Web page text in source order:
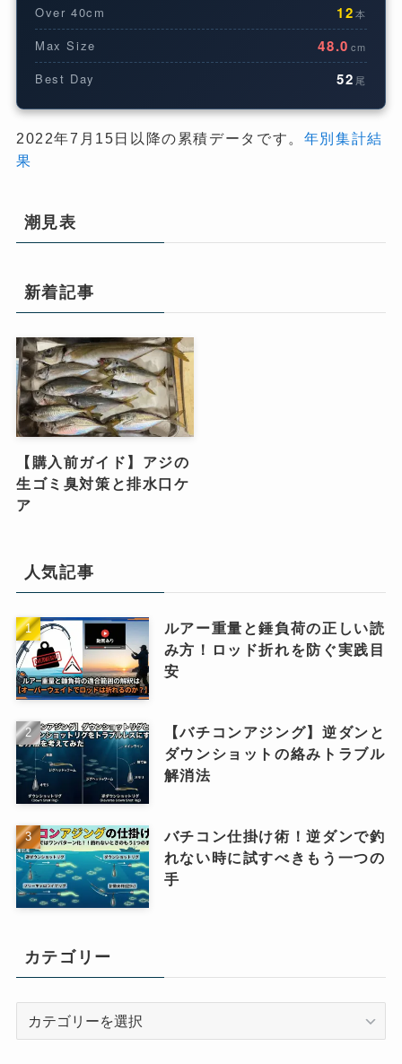
Over 40cm 12 本
Max Size 48.0 cm
Best Day 52 尾
2022年7月15日以降の累積データです。 年別集計結
果
潮見表
新着記事
【購入前ガイド】アジの
生ゴミ臭対策と排水口ケ
ア
人気記事
ルアー重量と錘負荷の正しい読
み方！ロッド折れを防ぐ実践目
安
【バチコンアジング】逆ダンと
ダウンショットの絡みトラブル
解消法
バチコン仕掛け術！逆ダンで釣
れない時に試すべきもう一つの
手
カテゴリー